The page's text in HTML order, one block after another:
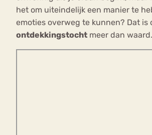
het om uiteindelijk een manier te
emoties overweg te kunnen? Dat is
ontdekkingstocht meer dan waard.